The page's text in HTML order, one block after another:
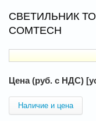
СВЕТИЛЬНИК
COMTECH
Цена (руб. с НДС)
Наличие и цена